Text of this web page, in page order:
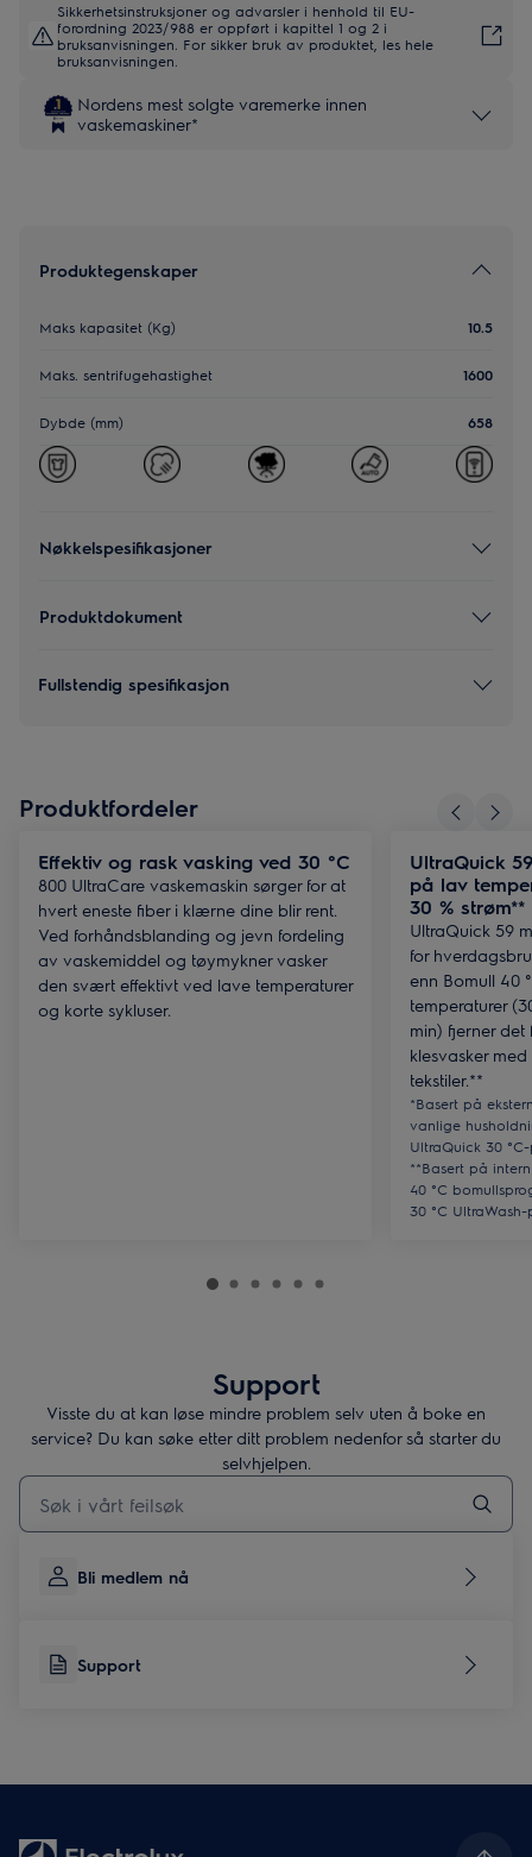
Sikkerhetsinstruksjoner og advarsler i henhold til EU-
forordning 2023/988 er oppført i kapittel 1 og 2 i
bruksanvisningen. For sikker bruk av produktet, les hele
bruksanvisningen.
Nordens mest solgte varemerke innen
vaskemaskiner*
Produktegenskaper
Maks kapasitet (Kg) 10.5
Maks. sentrifugehastighet 1600
Dybde (mm) 658
Nøkkelspesifikasjoner
Produktdokument
Fullstendig spesifikasjon
Produktfordeler
Effektiv og rask vasking ved 30 °C
800 UltraCare vaskemaskin sørger for at
hvert eneste fiber i klærne dine blir rent.
Ved forhåndsblanding og jevn fordeling
av vaskemiddel og tøymykner vasker
den svært effektivt ved lave temperaturer
og korte sykluser.
UltraQuick
på lav
30 % strøm**
UltraQuick 59
for
enn Bomull 40
temperaturer
min) fjerner
klesvasker
tekstiler.**
*Basert på
vanlige
UltraQuick 30
**Basert på
40 °C
30 °C
Support
Visste du at kan løse mindre problem selv uten å boke en
service? Du kan søke etter ditt problem nedenfor så starter du
selvhjelpen.
Skriv her for å søke etter supportartikler
Bli medlem nå
Support